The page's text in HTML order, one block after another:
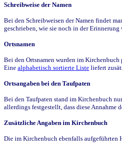
Schreibweise der Namen
Bei den Schreibweisen der Namen findet
geschrieben, wie sie noch in der
Ortsnamen
Bei den Ortsnamen wurden im Kirchenbuch
Eine alphabetisch sortierte Liste liefert
Ortsangaben bei den Taufpaten
Bei den Taufpaten stand im Kirchenbuch
allerdings festgestellt, dass diese Annahme
Zusätzliche Angaben im Kirchenbuch
Die im Kirchenbuch ebenfalls aufgeführten